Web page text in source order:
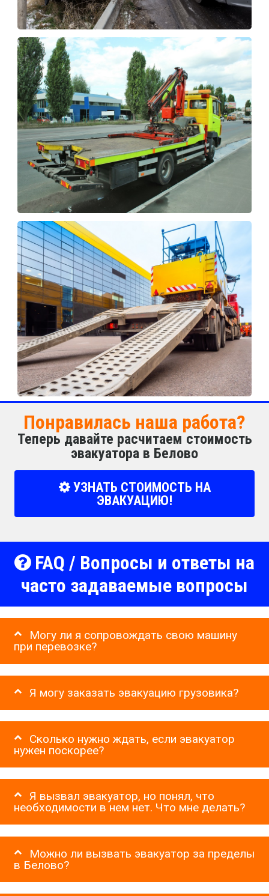
Понравилась наша работа?
Теперь давайте расчитаем стоимость
эвакуатора в Белово
УЗНАТЬ СТОИМОСТЬ НА
ЭВАКУАЦИЮ!
FAQ / Вопросы и ответы на
часто задаваемые вопросы
Могу ли я сопровождать свою машину
при перевозке?
Я могу заказать эвакуацию грузовика?
Сколько нужно ждать, если эвакуатор
нужен поскорее?
Я вызвал эвакуатор, но понял, что
необходимости в нем нет. Что мне делать?
Можно ли вызвать эвакуатор за пределы
в Белово?